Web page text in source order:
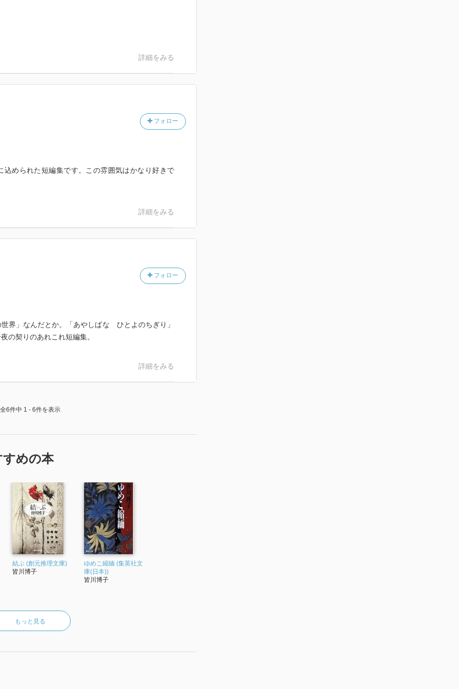
詳細をみる
フォロー
込められた短編集です。この雰囲気はかなり好きで
詳細をみる
フォロー
界」なんだとか。「あやしばな ひとよのちぎり」
の契りのあれこれ短編集。
詳細をみる
全6件中 1 - 6件を表示
めの本
結ぶ (創元推理文庫)
皆川博子
ゆめこ縮緬 (集英社文
庫(日本))
皆川博子
もっと見る